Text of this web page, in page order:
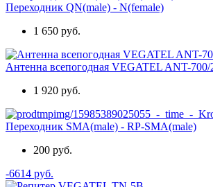
Переходник QN(male) - N(female)
1 650 руб.
Антенна всепогодная VEGATEL ANT-700/
1 920 руб.
Переходник SMA(male) - RP-SMA(male)
200 руб.
-6614 руб.